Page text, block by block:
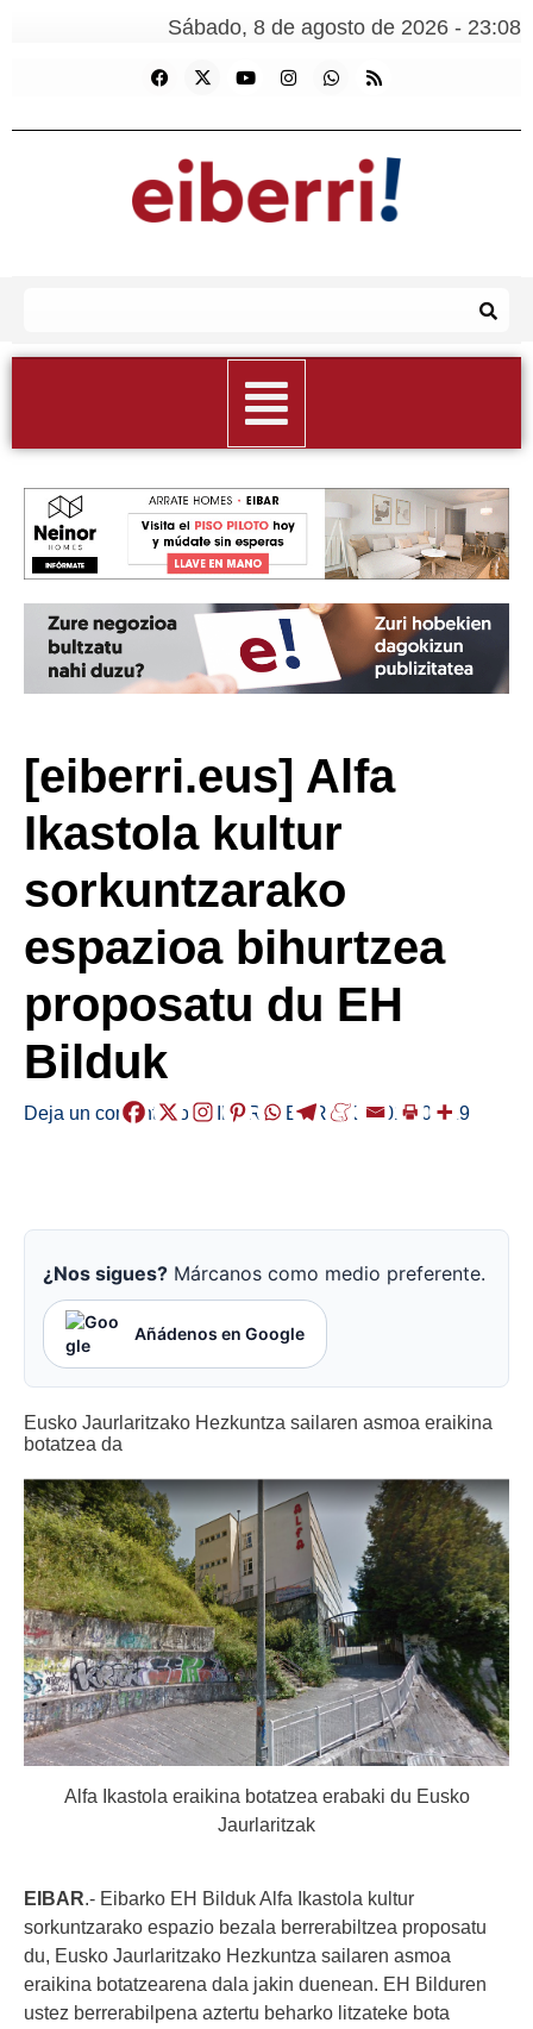
Sábado, 8 de agosto de 2026 - 23:08
[eiberri.eus] Alfa
Ikastola kultur
sorkuntzarako
espazioa bihurtzea
proposatu du EH
Bilduk
Deja un comentario /EIBAR ,HERRIAK /2018-01-19
¿Nos sigues? Márcanos como medio preferente.
Añádenos en Google
Eusko Jaurlaritzako Hezkuntza sailaren asmoa eraikina
botatzea da
Alfa Ikastola eraikina botatzea erabaki du Eusko
Jaurlaritzak
EIBAR.- Eibarko EH Bilduk Alfa Ikastola kultur
sorkuntzarako espazio bezala berrerabiltzea proposatu
du, Eusko Jaurlaritzako Hezkuntza sailaren asmoa
eraikina botatzearena dala jakin duenean. EH Bilduren
ustez berrerabilpena aztertu beharko litzateke bota